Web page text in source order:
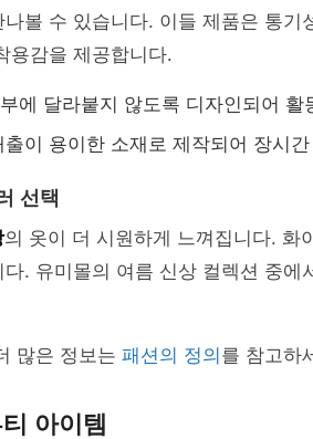
볼 수 있습니다. 이들 제품은 통기
용감을 제공합니다.
에 달라붙지 않도록 디자인되어 활
이 용이한 소재로 제작되어 장시
선택
의 옷이 더 시원하게 느껴집니다. 화
. 유미몰의 여름 신상 컬렉션 중에
많은 정보는 패션의 정의 를 참고하
아이템